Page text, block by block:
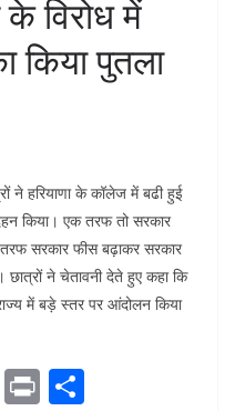
विरोध में
किया पुतला
ने हरियाणा के कॉलेज में बढी हुई
किया। एक तरफ तो सरकार
तरफ सरकार फीस बढ़ाकर सरकार
छात्रों ने चेतावनी देते हुए कहा कि
में बड़े स्तर पर आंदोलन किया
C Pr